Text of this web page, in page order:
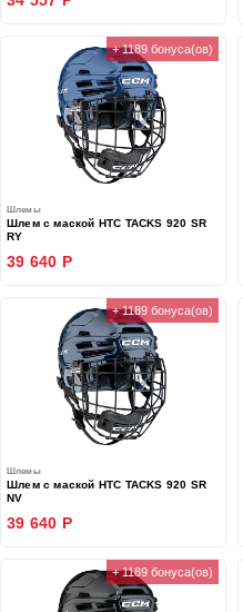
+ 1189 бонуса(ов)
Шлемы
Шлем с маской HTC TACKS 920 SR
RY
39 640 Р
+ 1189 бонуса(ов)
Шлемы
Шлем с маской HTC TACKS 920 SR
NV
39 640 Р
+ 1189 бонуса(ов)